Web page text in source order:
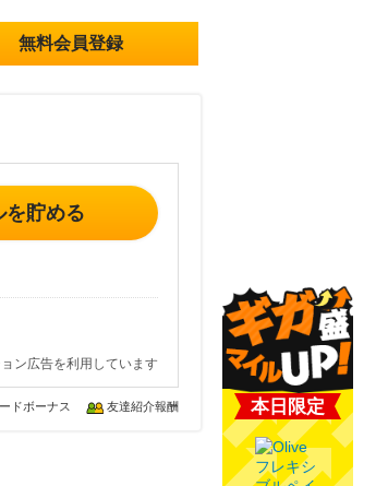
無料会員登録
を貯める
ン広告を利用しています
ドボーナス 友達紹介報酬 本日限定